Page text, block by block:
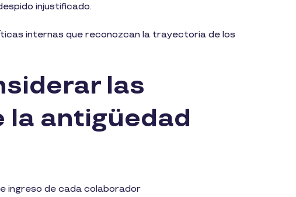
injustificado.
internas que reconozcan la trayectoria de los
las
la antigüedad
ingreso de cada colaborador